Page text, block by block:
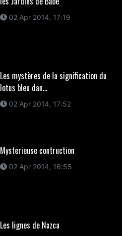
02 Apr 2014, 17:19
Les mystères de la signification du
lotus bleu dan...
02 Apr 2014, 17:52
Mysterieuse contruction
02 Apr 2014, 16:55
Les lignes de Nazca